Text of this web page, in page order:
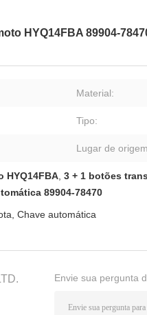
HYQ14FBA 89904-
Material:
Tipo:
Lugar de
HYQ14FBA, 3 + 1 botões
89904-78470
, Chave automática
Envie sua pergunta